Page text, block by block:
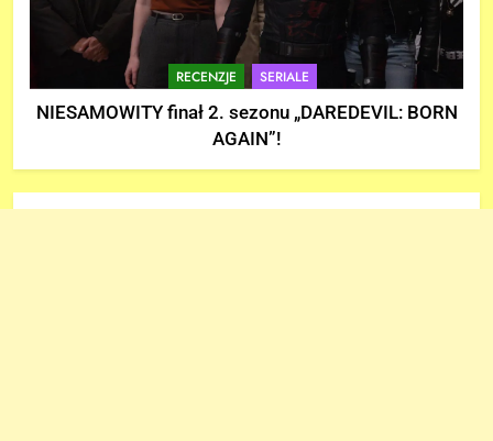
RECENZJE SERIALE
NIESAMOWITY finał 2. sezonu „DAREDEVIL: BORN
AGAIN”!